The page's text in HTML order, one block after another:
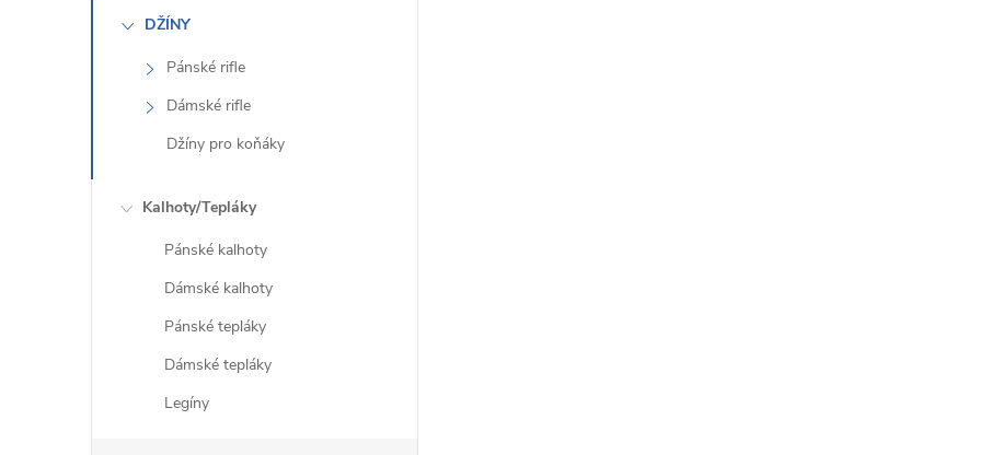
DŽÍNY
Pánské rifle
Dámské rifle
Džíny pro koňáky
Kalhoty/Tepláky
Pánské kalhoty
Dámské kalhoty
Pánské tepláky
Dámské tepláky
Legíny